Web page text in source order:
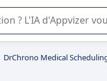
vous guide dans
DrChrono Medical